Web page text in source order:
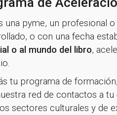
una pyme, un profesional
o con una fecha
o al mundo del libro,
tu programa de
red de contactos a
sectores culturales y de